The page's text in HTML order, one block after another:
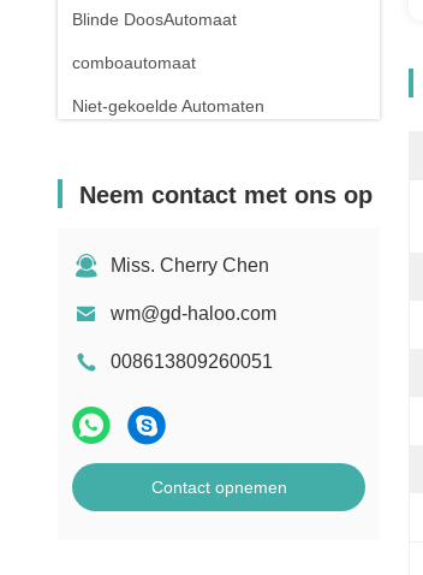
Blinde DoosAutomaat
comboautomaat
Niet-gekoelde Automaten
Vloeibare Detergent Automaat
Geslacht Toy Vending Machine
Nagelmachine
Neem contact met ons op
Miss. Cherry Chen
wm@gd-haloo.com
008613809260051
Contact opnemen